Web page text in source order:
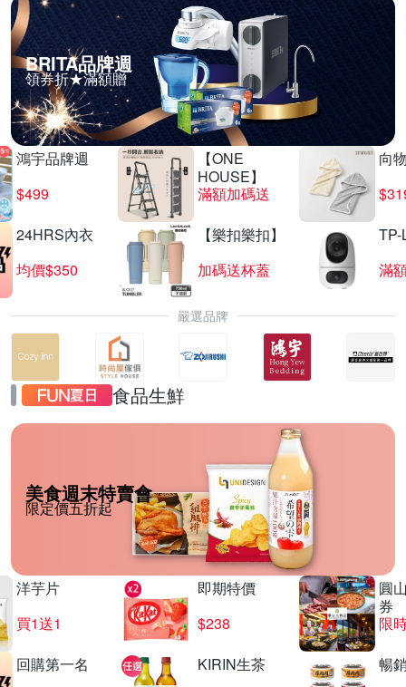
BRITA品牌週
領券折★滿額贈
鴻宇品牌週
$499
【ONE
HOUSE】
滿額加碼送
向
24HRS內衣
均價$350
【樂扣樂扣】
加碼送杯蓋
TP-
滿
嚴選品牌
食品生鮮
美食週末特賣會
限定價五折起
洋芋片
買1送1
即期特價
$238
圓
券
限
回購第一名
KIRIN生茶
暢